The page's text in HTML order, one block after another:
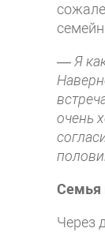
— Я
очень
Семья
Через